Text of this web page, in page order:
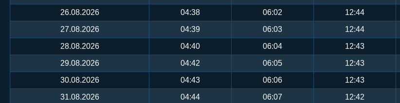
26.08.2026 04:38 06:02 12:44
27.08.2026 04:39 06:03 12:44
28.08.2026 04:40 06:04 12:43
29.08.2026 04:42 06:05 12:43
30.08.2026 04:43 06:06 12:43
31.08.2026 04:44 06:07 12:42